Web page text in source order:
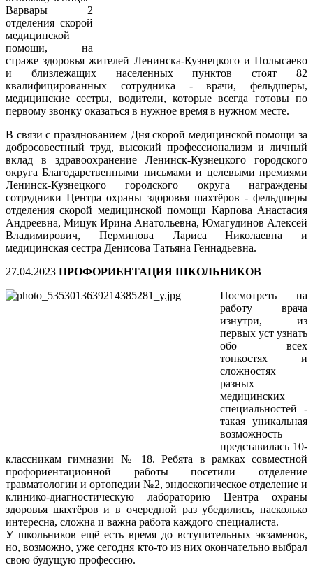
Варвары 2
отделения скорой
медицинской
помощи, на
страже здоровья жителей Ленинска-Кузнецкого и Полысаево
и близлежащих населенных пунктов стоят 82
квалифицированных сотрудника - врачи, фельдшеры,
медицинские сестры, водители, которые всегда готовы по
первому звонку оказаться в нужное время в нужном месте.
В связи с празднованием Дня скорой медицинской помощи за
добросовестный труд, высокий профессионализм и личный
вклад в здравоохранение Ленинск-Кузнецкого городского
округа Благодарственными письмами и целевыми премиями
Ленинск-Кузнецкого городского округа награждены
сотрудники Центра охраны здоровья шахтёров - фельдшеры
отделения скорой медицинской помощи Карпова Анастасия
Андреевна, Мицук Ирина Анатольевна, Юмагудинов Алексей
Владимирович, Перминова Лариса Николаевна и
медицинская сестра Денисова Татьяна Геннадьевна.
27.04.2023 ПРОФОРИЕНТАЦИЯ ШКОЛЬНИКОВ
Посмотреть на
работу врача
изнутри, из
первых уст узнать
обо всех
тонкостях и
сложностях
разных
медицинских
специальностей -
такая уникальная
возможность
представилась 10-
классникам гимназии № 18. Ребята в рамках совместной
профориентационной работы посетили отделение
травматологии и ортопедии №2, эндоскопическое отделение и
клинико-диагностическую лабораторию Центра охраны
здоровья шахтёров и в очередной раз убедились, насколько
интересна, сложна и важна работа каждого специалиста.
У школьников ещё есть время до вступительных экзаменов,
но, возможно, уже сегодня кто-то из них окончательно выбрал
свою будущую профессию.